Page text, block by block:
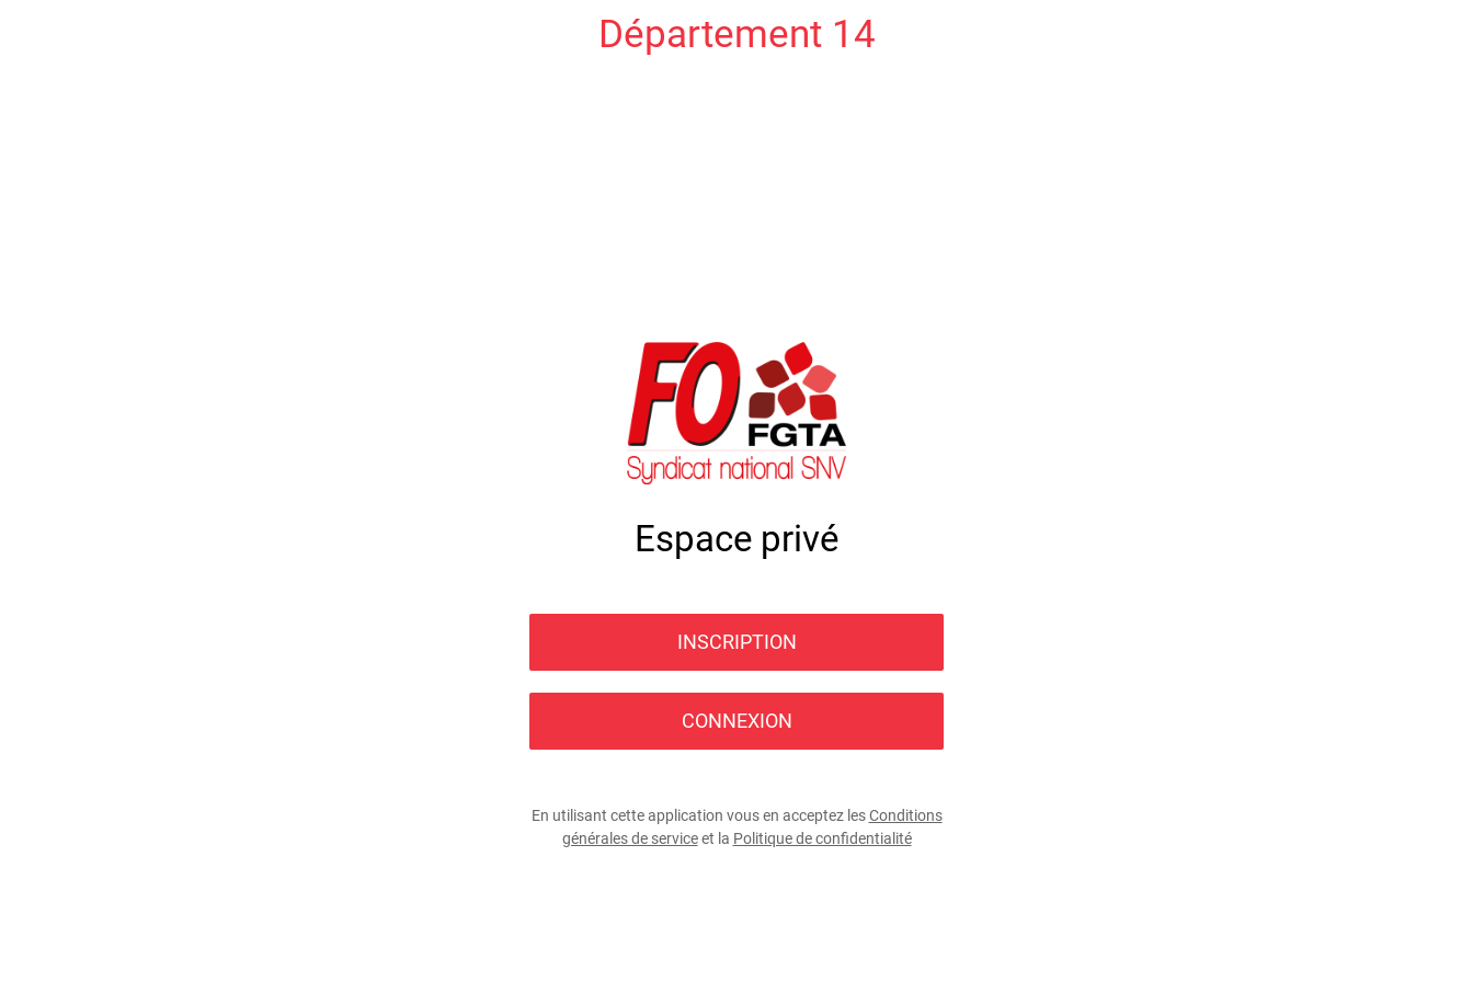
Département 14
Espace privé
INSCRIPTION
CONNEXION
En utilisant cette application vous en acceptez lesConditions
générales de serviceet la Politique de confidentialité